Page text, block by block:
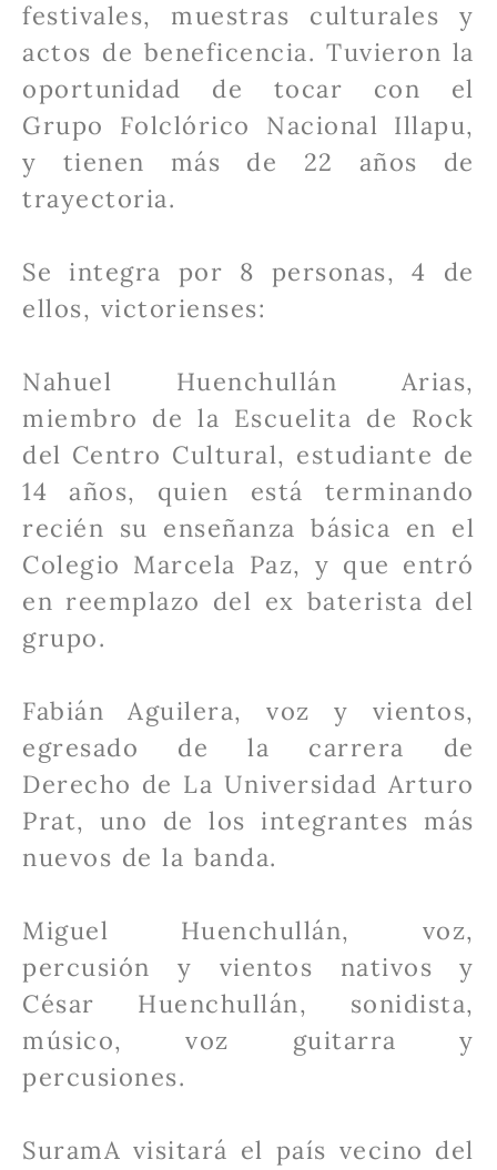
festivales, muestras culturales y
actos de beneficencia. Tuvieron la
oportunidad de tocar con el
Grupo Folclórico Nacional Illapu,
y tienen más de 22 años de
trayectoria.
Se integra por 8 personas, 4 de
ellos, victorienses:
Nahuel Huenchullán Arias,
miembro de la Escuelita de Rock
del Centro Cultural, estudiante de
14 años, quien está terminando
recién su enseñanza básica en el
Colegio Marcela Paz, y que entró
en reemplazo del ex baterista del
grupo.
Fabián Aguilera, voz y vientos,
egresado de la carrera de
Derecho de La Universidad Arturo
Prat, uno de los integrantes más
nuevos de la banda.
Miguel Huenchullán, voz,
percusión y vientos nativos y
César Huenchullán, sonidista,
músico, voz guitarra y
percusiones.
SuramA visitará el país vecino del